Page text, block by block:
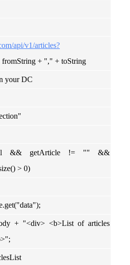
api/v1/articles?
fromString + "," + toString
your DC
&& getArticle != "" &&
> 0)
+ "<div> <b>List of articles